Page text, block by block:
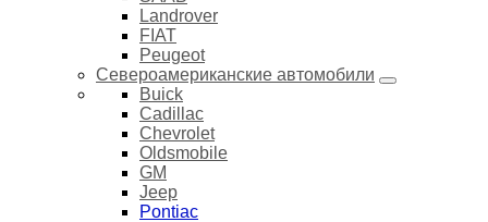
Landrover
FIAT
Peugeot
Североамериканские автомобили
Buick
Cadillac
Chevrolet
Oldsmobile
GM
Jeep
Pontiac